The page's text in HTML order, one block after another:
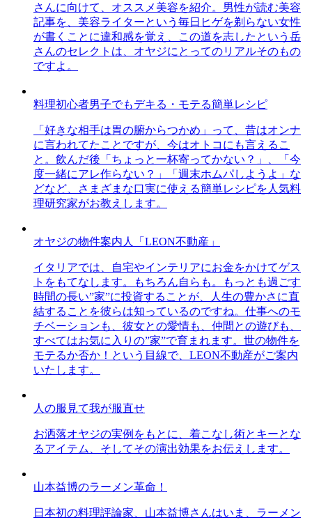
さんに向けて、オススメ美容を紹介。男性が読む美容
記事を、美容ライターという毎日ヒゲを剃らない女性
が書くことに違和感を覚え、この道を志したという岳
さんのセレクトは、オヤジにとってのリアルそのもの
ですよ。
料理初心者男子でもデキる・モテる簡単レシピ
「好きな相手は胃の腑からつかめ」って、昔はオンナ
に言われてたことですが、今はオトコにも言えるこ
と。飲んだ後「ちょっと一杯寄ってかない？」、「今
度一緒にアレ作らない？」「週末ホムパしようよ」な
どなど、さまざまな口実に使える簡単レシピを人気料
理研究家がお教えします。
オヤジの物件案内人「LEON不動産」
イタリアでは、自宅やインテリアにお金をかけてゲス
トをもてなします。もちろん自らも。もっとも過ごす
時間の長い”家”に投資することが、人生の豊かさに直
結することを彼らは知っているのですね。仕事へのモ
チベーションも、彼女との愛情も、仲間との遊びも、
すべてはお気に入りの”家”で育まれます。世の物件を
モテるか否か！という目線で、LEON不動産がご案内
いたします。
人の服見て我が服直せ
お洒落オヤジの実例をもとに、着こなし術とキーとな
るアイテム、そしてその演出効果をお伝えします。
山本益博のラーメン革命！
日本初の料理評論家、山本益博さんはいま、ラーメン